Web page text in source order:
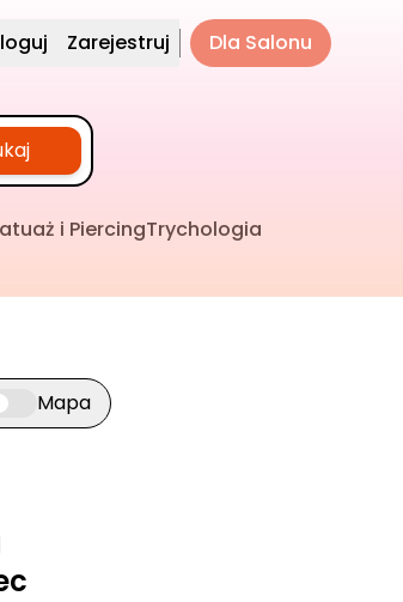
Zarejestruj Dla Salonu
i PiercingTrychologia
widok mapy
Mapa